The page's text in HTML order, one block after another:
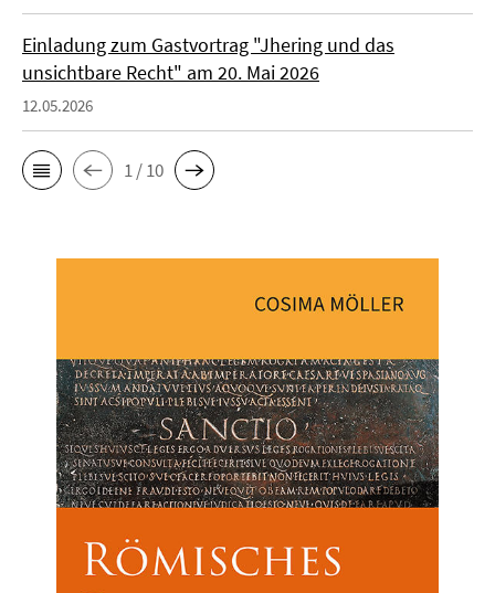
Einladung zum Gastvortrag "Jhering und das
unsichtbare Recht" am 20. Mai 2026
12.05.2026
1 / 10